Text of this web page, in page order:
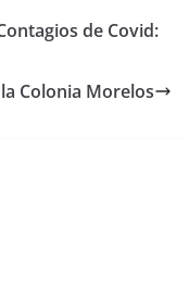
de Covid:
Colonia Morelos